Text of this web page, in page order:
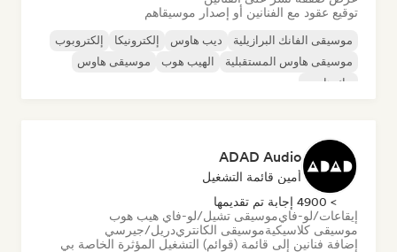
توقيع عقود مع الفنانين أو إصدار موسيقاهم
موسيقى الفانك البرازيلية ديب هاوس إلكترونيكا
إلكتروبوب
موسيقى هاوس المستقبلية
الهيب هوب
موسيقى هاوس
تيك هاوس
ADAD Audio
أمين قائمة التشغيل
> 4900 إجابة تم تقديمها
إيقاعات/لو-فايموسيقى تشيل/لو-فاي هيب هوب
موسيقى كلاسيكيةموسيقى الكانتريدريل/جيرسي
إضافة فنانين إلى قائمة (قوائم) التشغيل المؤثرة الخاصة بي